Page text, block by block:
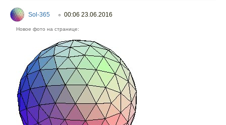
Sol-365 ○ 00:06 23.06.2016
Новое фото на странице: